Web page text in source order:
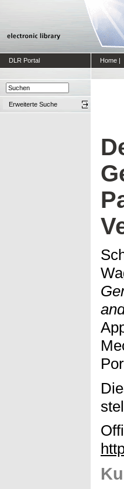
DLR Portal Home |
Erweiterte Suche